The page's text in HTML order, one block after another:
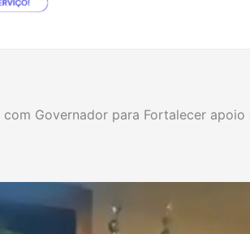
Governador para Fortalecer apoio